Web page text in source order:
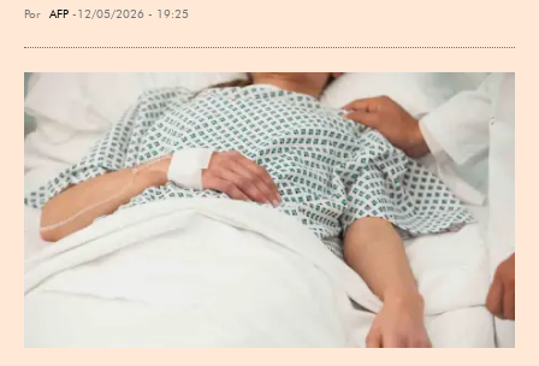
Por AFP 12/05/2026 - 19:25